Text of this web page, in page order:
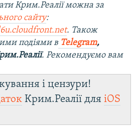
Крим.Реалії можна за
сайту:
. Також
подіями в Telegram,
. Рекомендуємо вам
і цензури!
Крим.Реалії для iOS